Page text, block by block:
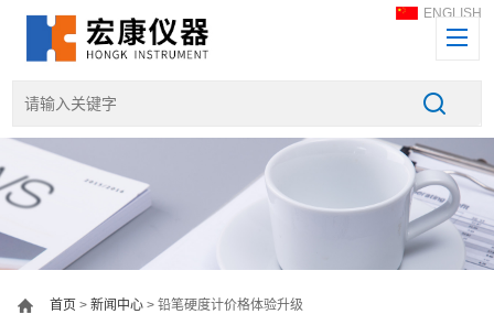
ENGLISH
首页 >新闻中心 > 铅笔硬度计价格体验升级